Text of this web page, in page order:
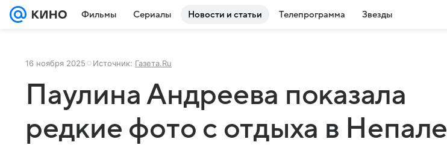
Фильмы Сериалы Новости и статьи Телепрограмма Звезды
16 ноября 2025 Источник: Газета.Ru
Паулина Андреева показала
редкие фото с отдыха в Непале